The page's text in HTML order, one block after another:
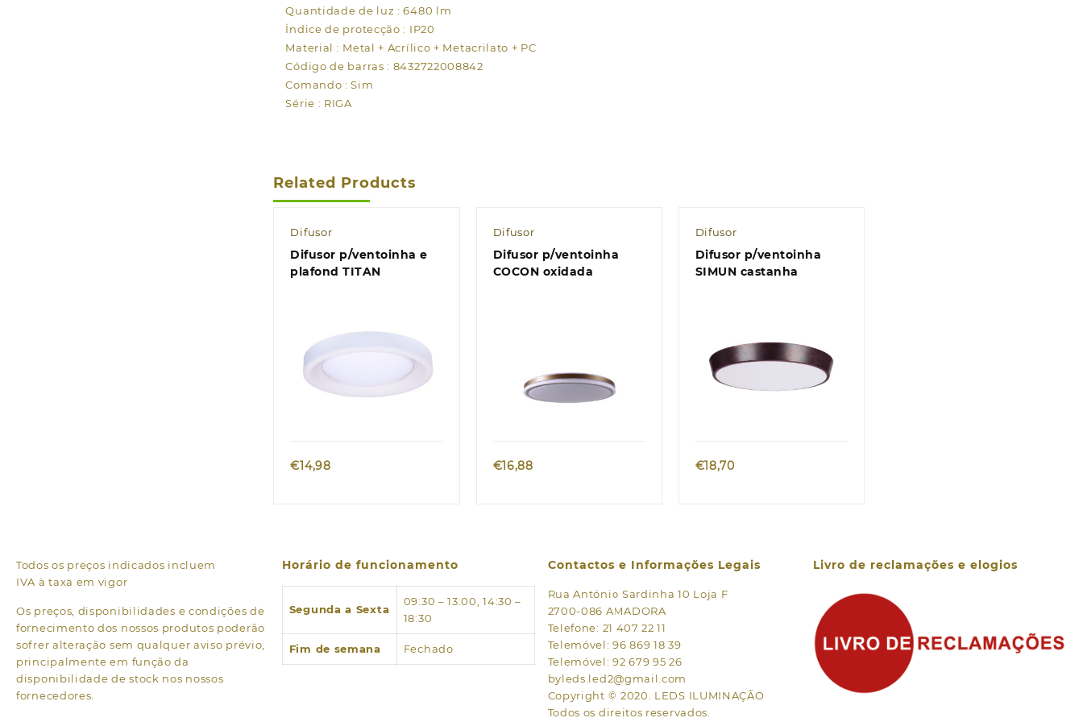
Quantidade de luz : 6480 lm
Índice de protecção : IP20
Material : Metal + Acrílico + Metacrilato + PC
Código de barras : 8432722008842
Comando : Sim
Série : RIGA
Related Products
Difusor
Difusor p/ventoinha e
plafond TITAN
€14,98
Difusor
Difusor p/ventoinha
COCON oxidada
Quick view
€16,88
Difusor
Difusor p/ventoinha
SIMUN castanha
€18,70
Todos os preços indicados incluem
IVA à taxa em vigor
Os preços, disponibilidades e condições de
fornecimento dos nossos produtos poderão
sofrer alteração sem qualquer aviso prévio,
principalmente em função da
disponibilidade de stock nos nossos
fornecedores.
Horário de funcionamento
Segunda a Sexta
09:30 – 13:00, 14:30 –
18:30
Fim de semana Fechado
Contactos e Informações Legais
Rua António Sardinha 10 Loja F
2700-086 AMADORA
Telefone: 21 407 22 11
Telemóvel: 96 869 18 39
Telemóvel: 92 679 95 26
byleds.led2@gmail.com
Copyright © 2020. LEDS ILUMINAÇÃO
Todos os direitos reservados.
Livro de reclamações e elogios